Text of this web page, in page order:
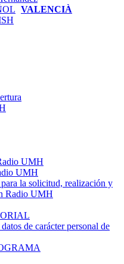
VALENCIÀ
UMH
UMH
la solicitud, realización y
Radio UMH
de carácter personal de